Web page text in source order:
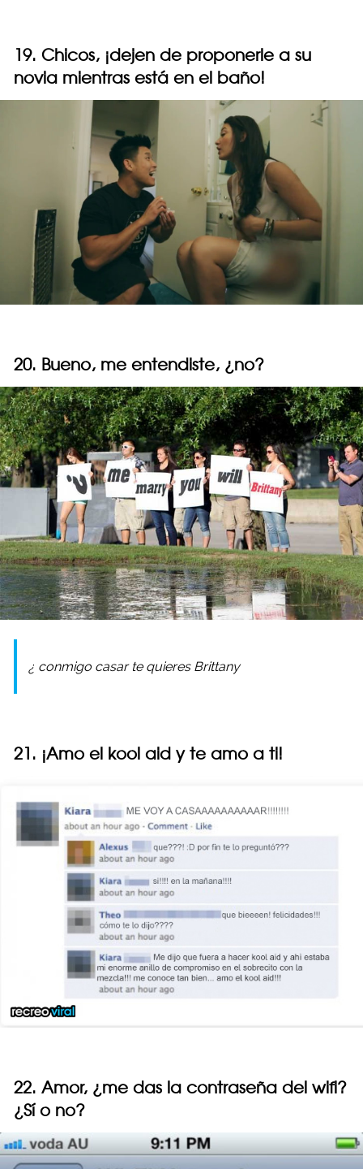
19. Chicos, ¡dejen de proponerle a su
novia mientras está en el baño!
20. Bueno, me entendiste, ¿no?
¿ conmigo casar te quieres Brittany
21. ¡Amo el kool aid y te amo a ti!
22. Amor, ¿me das la contraseña del wifi?
¿Sí o no?